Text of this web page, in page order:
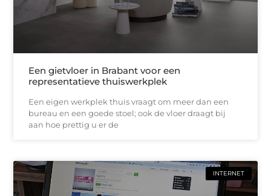
Een gietvloer in Brabant voor een
representatieve thuiswerkplek
Een eigen werkplek thuis vraagt om meer dan een
bureau en een goede stoel; ook de vloer draagt bij
aan hoe prettig u er de
INTERNET